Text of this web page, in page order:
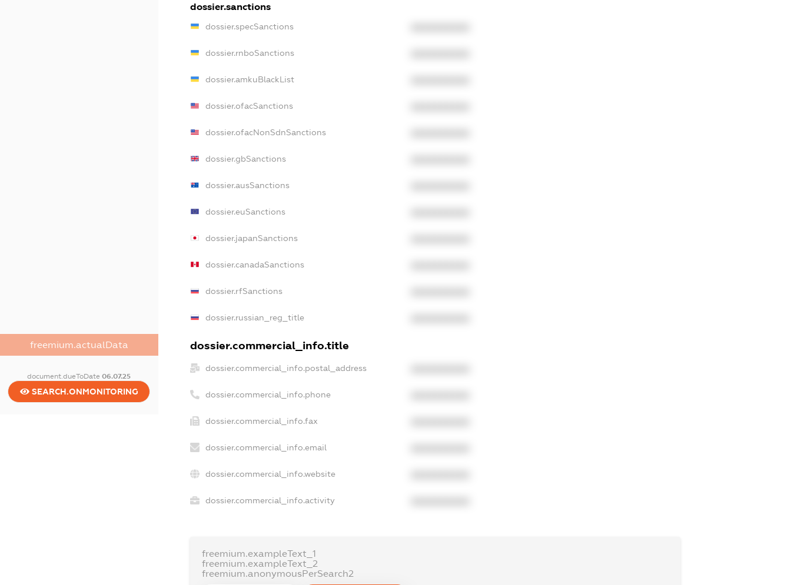
freemium.actualData
document.dueToDate06.07.25
SEARCH.ONMONITORING
dossier.sanctions
dossier.specSanctions
dossier.rnboSanctions
dossier.amkuBlackList
dossier.ofacSanctions
dossier.ofacNonSdnSanctions
dossier.gbSanctions
dossier.ausSanctions
dossier.euSanctions
dossier.japanSanctions
dossier.canadaSanctions
dossier.rfSanctions
dossier.russian_reg_title
dossier.commercial_info.title
dossier.commercial_info.postal_address
dossier.commercial_info.phone
dossier.commercial_info.fax
dossier.commercial_info.email
dossier.commercial_info.website
dossier.commercial_info.activity
freemium.exampleText_1
freemium.exampleText_2
freemium.anonymousPerSearch2